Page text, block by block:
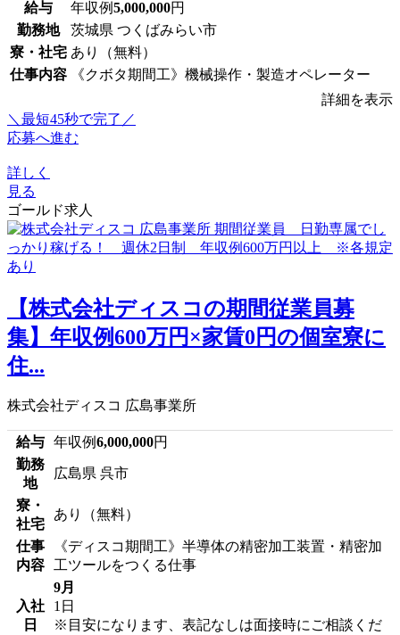
給与 年収例5,000,000円
勤務地
茨城県 つくばみらい市
寮・社宅 あり（無料）
仕事内容
《クボタ期間工》機械操作・製造オペレーター
詳細を表示
＼最短45秒で完了／
応募へ進む
詳しく
見る
ゴールド求人
【株式会社ディスコの期間従業員募
集】年収例600万円×家賃0円の個室寮に
住...
株式会社ディスコ 広島事業所
給与 年収例6,000,000円
勤務
地
広島県 呉市
寮・
社宅
あり（無料）
仕事
内容
《ディスコ期間工》半導体の精密加工装置・精密加
工ツールをつくる仕事
入社
日
9月
1日
※目安になります、表記なしは面接時にご相談くだ